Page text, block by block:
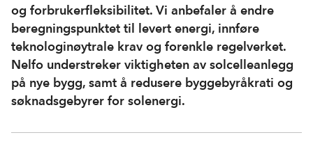
og forbrukerfleksibilitet. Vi anbefaler å endre
beregningspunktet til levert energi, innføre
teknologinøytrale krav og forenkle regelverket.
Nelfo understreker viktigheten av solcelleanlegg
på nye bygg, samt å redusere byggebyråkrati og
søknadsgebyrer for solenergi.